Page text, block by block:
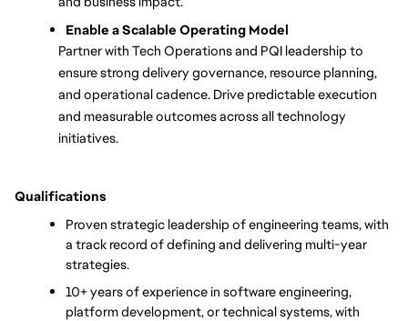
Enable a Scalable Operating Model
Partner with Tech Operations and PQI leadership to
ensure strong delivery governance, resource planning,
and operational cadence. Drive predictable execution
and measurable outcomes across all technology
initiatives.
Qualifications
Proven strategic leadership of engineering teams, with
a track record of defining and delivering multi-year
strategies.
10+ years of experience in software engineering,
platform development, or technical systems, with